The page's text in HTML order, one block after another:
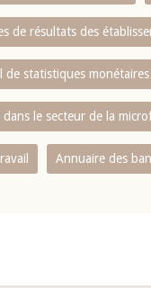
de résultats des
de statistiques
dans le secteur de la
Annuaire des